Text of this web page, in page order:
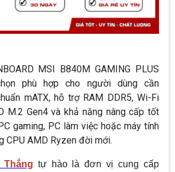
MSI B840M GAMING PLUS
phù hợp cho người dùng cần
mATX, hỗ trợ RAM DDR5, Wi-Fi
M.2 Gen4 và khả năng nâng cấp tốt
gaming, PC làm việc hoặc máy tính
CPU AMD Ryzen đời mới.
tự hào là đơn vị cung cấp